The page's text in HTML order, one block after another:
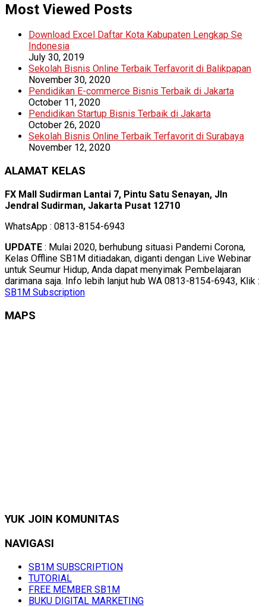
Most Viewed Posts
Download Excel Daftar Kota Kabupaten Lengkap Se
Indonesia
July 30, 2019
Sekolah Bisnis Online Terbaik Terfavorit di Balikpapan
November 30, 2020
Pendidikan E-commerce Bisnis Terbaik di Jakarta
October 11, 2020
Pendidikan Startup Bisnis Terbaik di Jakarta
October 26, 2020
Sekolah Bisnis Online Terbaik Terfavorit di Surabaya
November 12, 2020
ALAMAT KELAS
FX Mall Sudirman Lantai 7, Pintu Satu Senayan, Jln
Jendral Sudirman, Jakarta Pusat 12710
WhatsApp : 0813-8154-6943
UPDATE : Mulai 2020, berhubung situasi Pandemi Corona,
Kelas Offline SB1M ditiadakan, diganti dengan Live Webinar
untuk Seumur Hidup, Anda dapat menyimak Pembelajaran
darimana saja. Info lebih lanjut hub WA 0813-8154-6943, Klik :
SB1M Subscription
MAPS
YUK JOIN KOMUNITAS
NAVIGASI
SB1M SUBSCRIPTION
TUTORIAL
FREE MEMBER SB1M
BUKU DIGITAL MARKETING